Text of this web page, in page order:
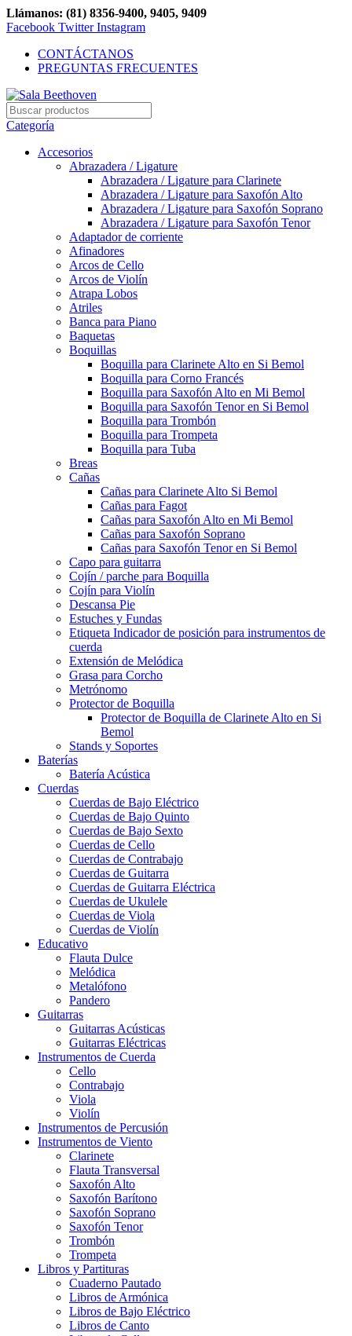
Llámanos: (81) 8356-9400, 9405, 9409
Facebook Twitter Instagram
CONTÁCTANOS
PREGUNTAS FRECUENTES
Categoría
Accesorios
Abrazadera / Ligature
Abrazadera / Ligature para Clarinete
Abrazadera / Ligature para Saxofón Alto
Abrazadera / Ligature para Saxofón Soprano
Abrazadera / Ligature para Saxofón Tenor
Adaptador de corriente
Afinadores
Arcos de Cello
Arcos de Violín
Atrapa Lobos
Atriles
Banca para Piano
Baquetas
Boquillas
Boquilla para Clarinete Alto en Si Bemol
Boquilla para Corno Francés
Boquilla para Saxofón Alto en Mi Bemol
Boquilla para Saxofón Tenor en Si Bemol
Boquilla para Trombón
Boquilla para Trompeta
Boquilla para Tuba
Breas
Cañas
Cañas para Clarinete Alto Si Bemol
Cañas para Fagot
Cañas para Saxofón Alto en Mi Bemol
Cañas para Saxofón Soprano
Cañas para Saxofón Tenor en Si Bemol
Capo para guitarra
Cojín / parche para Boquilla
Cojín para Violín
Descansa Pie
Estuches y Fundas
Etiqueta Indicador de posición para instrumentos de
cuerda
Extensión de Melódica
Grasa para Corcho
Metrónomo
Protector de Boquilla
Protector de Boquilla de Clarinete Alto en Si
Bemol
Stands y Soportes
Baterías
Batería Acústica
Cuerdas
Cuerdas de Bajo Eléctrico
Cuerdas de Bajo Quinto
Cuerdas de Bajo Sexto
Cuerdas de Cello
Cuerdas de Contrabajo
Cuerdas de Guitarra
Cuerdas de Guitarra Eléctrica
Cuerdas de Ukulele
Cuerdas de Viola
Cuerdas de Violín
Educativo
Flauta Dulce
Melódica
Metalófono
Pandero
Guitarras
Guitarras Acústicas
Guitarras Eléctricas
Instrumentos de Cuerda
Cello
Contrabajo
Viola
Violín
Instrumentos de Percusión
Instrumentos de Viento
Clarinete
Flauta Transversal
Saxofón Alto
Saxofón Barítono
Saxofón Soprano
Saxofón Tenor
Trombón
Trompeta
Libros y Partituras
Cuaderno Pautado
Libros de Armónica
Libros de Bajo Eléctrico
Libros de Canto